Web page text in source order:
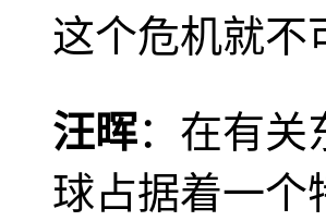
这个危机就不
汪晖：在有关
球占据着一个